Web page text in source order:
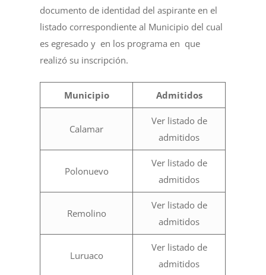
documento de identidad del aspirante en el
listado correspondiente al Municipio del cual
es egresado y en los programa en que
realizó su inscripción.
Municipio Admitidos
Calamar
Ver listado de
admitidos
Polonuevo
Ver listado de
admitidos
Remolino
Ver listado de
admitidos
Luruaco
Ver listado de
admitidos